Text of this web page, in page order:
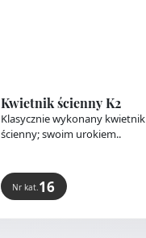
Kwietnik ścienny K2
Klasycznie wykonany kwietnik
ścienny; swoim urokiem..
Nr kat. 16